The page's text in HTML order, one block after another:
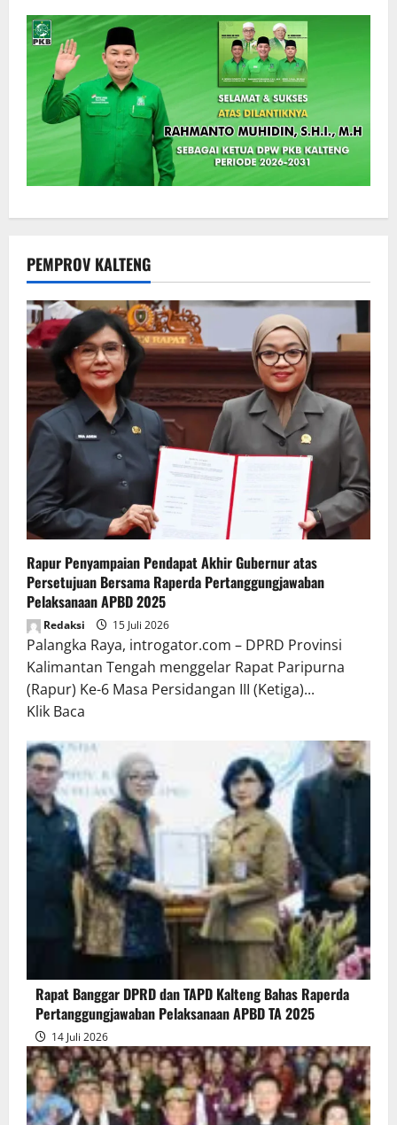
PEMPROV KALTENG
Rapur Penyampaian Pendapat Akhir Gubernur atas
Persetujuan Bersama Raperda Pertanggungjawaban
Pelaksanaan APBD 2025
Redaksi 15 Juli 2026
Palangka Raya, introgator.com – DPRD Provinsi
Kalimantan Tengah menggelar Rapat Paripurna
(Rapur) Ke-6 Masa Persidangan III (Ketiga)...
Klik Baca
about
Rapur
Penyampaian
Pendapat
Akhir
Gubernur
atas
Persetujuan
Bersama
Raperda
Pertanggungjawaban
Pelaksanaan
APBD
2025
Rapat Banggar DPRD dan TAPD Kalteng Bahas Raperda
Pertanggungjawaban Pelaksanaan APBD TA 2025
14 Juli 2026